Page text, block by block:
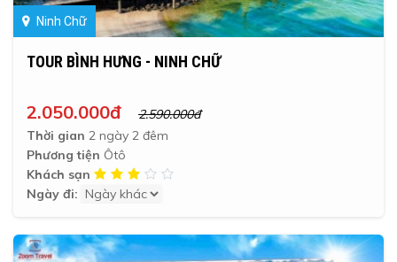
Ninh Chữ
TOUR BÌNH HƯNG - NINH CHỮ
2.050.000đ
2.590.000đ
Thời gian 2 ngày 2 đêm
Phương tiện Ôtô
Khách sạn
Ngày đi: